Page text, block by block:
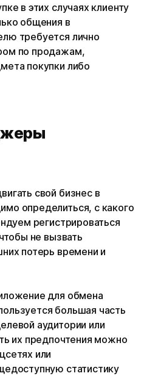
в этих случаях клиенту
общения в
требуется лично
по продажам,
покупки либо
свой бизнес в
определиться, с какого
регистрироваться
не вызвать
потерь времени и
для обмена
большая часть
аудитории или
их предпочтения можно
или
статистику